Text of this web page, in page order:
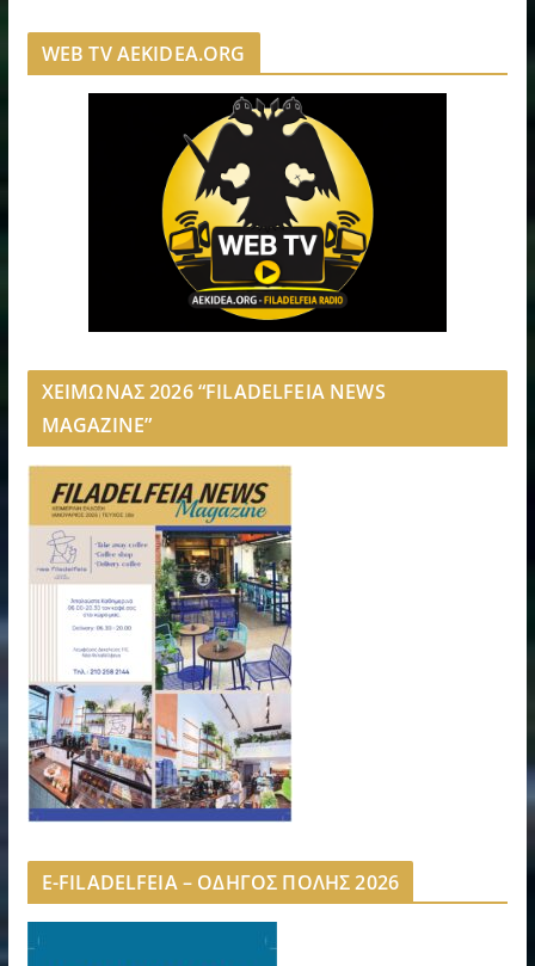
WEB TV AEKIDEA.ORG
ΧΕΙΜΩΝΑΣ 2026 “FILADELFEIA NEWS
MAGAZINE”
E-FILADELFEIA – ΟΔΗΓΟΣ ΠΟΛΗΣ 2026